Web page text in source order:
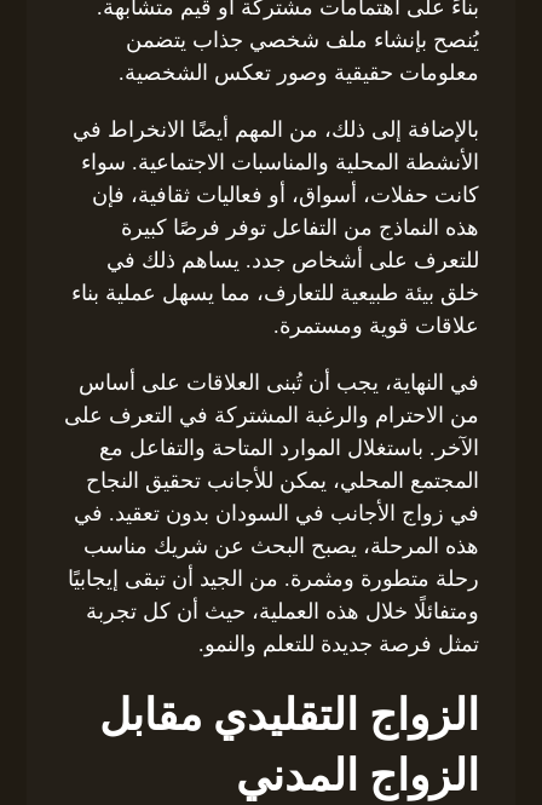
بناءً على اهتمامات مشتركة أو قيم متشابهة.
يُنصح بإنشاء ملف شخصي جذاب يتضمن
معلومات حقيقية وصور تعكس الشخصية.
بالإضافة إلى ذلك، من المهم أيضًا الانخراط في
الأنشطة المحلية والمناسبات الاجتماعية. سواء
كانت حفلات، أسواق، أو فعاليات ثقافية، فإن
هذه النماذج من التفاعل توفر فرصًا كبيرة
للتعرف على أشخاص جدد. يساهم ذلك في
خلق بيئة طبيعية للتعارف، مما يسهل عملية بناء
علاقات قوية ومستمرة.
في النهاية، يجب أن تُبنى العلاقات على أساس
من الاحترام والرغبة المشتركة في التعرف على
الآخر. باستغلال الموارد المتاحة والتفاعل مع
المجتمع المحلي، يمكن للأجانب تحقيق النجاح
في زواج الأجانب في السودان بدون تعقيد. في
هذه المرحلة، يصبح البحث عن شريك مناسب
رحلة متطورة ومثمرة. من الجيد أن تبقى إيجابيًا
ومتفائلًا خلال هذه العملية، حيث أن كل تجربة
تمثل فرصة جديدة للتعلم والنمو.
الزواج التقليدي مقابل
الزواج المدني